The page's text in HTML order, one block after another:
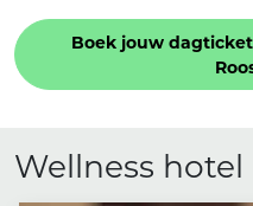
Boek jouw
Wellness